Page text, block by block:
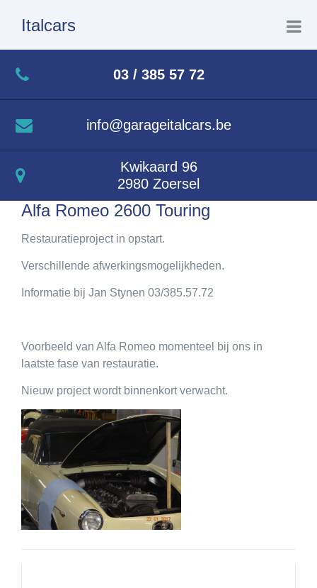
Italcars
Home
Te koop
Afgewerkte projecten
Contact
03 / 385 57 72
info@garageitalcars.be
Kwikaard 96
2980 Zoersel
Alfa Romeo 2600 Touring
Restauratieproject in opstart.
Verschillende afwerkingsmogelijkheden.
Informatie bij Jan Stynen 03/385.57.72
Voorbeeld van Alfa Romeo momenteel bij ons in
laatste fase van restauratie.
Nieuw project wordt binnenkort verwacht.